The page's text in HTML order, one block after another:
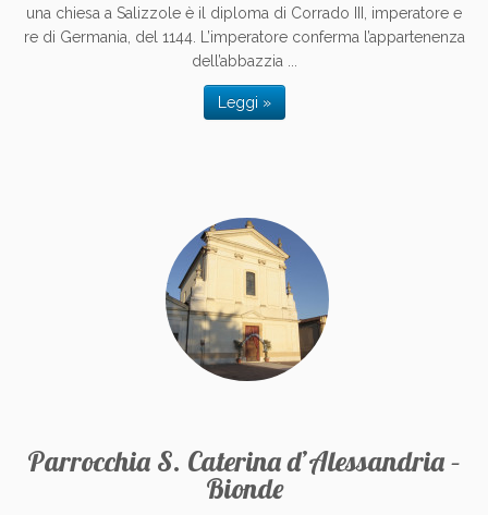
una chiesa a Salizzole è il diploma di Corrado III, imperatore e
re di Germania, del 1144. L’imperatore conferma l’appartenenza
dell’abbazzia ...
Leggi »
Parrocchia S. Caterina d’Alessandria –
Bionde